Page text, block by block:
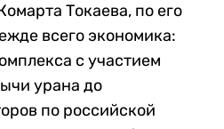
Токаева, по его
всего экономика:
с участием
урана до
по российской